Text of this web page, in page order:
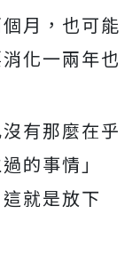
月，也可能
化一兩年也
有那麼在乎
的事情」
就是放下